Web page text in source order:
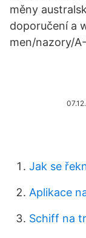
měny
doporučení a
men/nazory/
Jak se
Aplikace
Schiff na